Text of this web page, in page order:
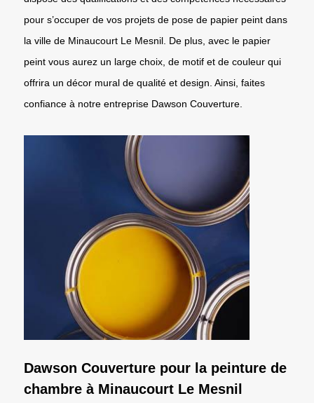
pour s’occuper de vos projets de pose de papier peint dans
la ville de Minaucourt Le Mesnil. De plus, avec le papier
peint vous aurez un large choix, de motif et de couleur qui
offrira un décor mural de qualité et design. Ainsi, faites
confiance à notre entreprise Dawson Couverture.
Dawson Couverture pour la peinture de
chambre à Minaucourt Le Mesnil